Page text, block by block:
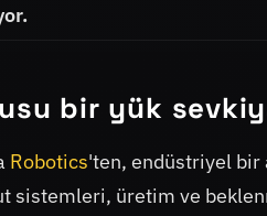
bir yük
Robotics'ten, endüstriyel bir
sistemleri, üretim ve